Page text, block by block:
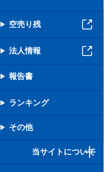
空売り残
法人情報
報告書
ランキング
その他
当サイトについて